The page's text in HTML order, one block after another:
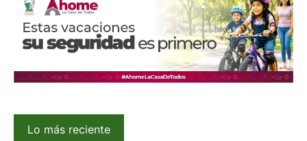
Lo más reciente